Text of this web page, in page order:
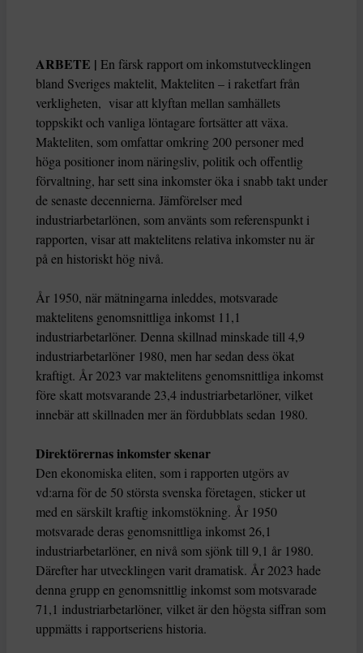
ARBETE | En färsk rapport om inkomstutvecklingen
bland Sveriges maktelit, Makteliten – i raketfart från
verkligheten, visar att klyftan mellan samhällets
toppskikt och vanliga löntagare fortsätter att växa.
Makteliten, som omfattar omkring 200 personer med
höga positioner inom näringsliv, politik och offentlig
förvaltning, har sett sina inkomster öka i snabb takt under
de senaste decennierna. Jämförelser med
industriarbetarlönen, som använts som referenspunkt i
rapporten, visar att maktelitens relativa inkomster nu är
på en historiskt hög nivå.
År 1950, när mätningarna inleddes, motsvarade
maktelitens genomsnittliga inkomst 11,1
industriarbetarlöner. Denna skillnad minskade till 4,9
industriarbetarlöner 1980, men har sedan dess ökat
kraftigt. År 2023 var maktelitens genomsnittliga inkomst
före skatt motsvarande 23,4 industriarbetarlöner, vilket
innebär att skillnaden mer än fördubblats sedan 1980.
Direktörernas inkomster skenar
Den ekonomiska eliten, som i rapporten utgörs av
vd:arna för de 50 största svenska företagen, sticker ut
med en särskilt kraftig inkomstökning. År 1950
motsvarade deras genomsnittliga inkomst 26,1
industriarbetarlöner, en nivå som sjönk till 9,1 år 1980.
Därefter har utvecklingen varit dramatisk. År 2023 hade
denna grupp en genomsnittlig inkomst som motsvarade
71,1 industriarbetarlöner, vilket är den högsta siffran som
uppmätts i rapportseriens historia.